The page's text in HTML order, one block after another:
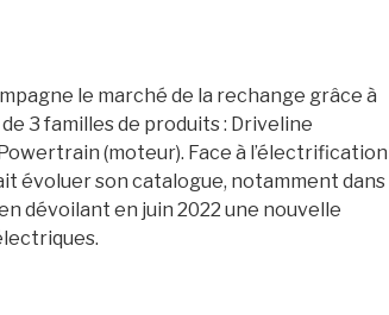
le marché de la rechange grâce à
3 familles de produits : Driveline
(moteur). Face à l’électrification
évoluer son catalogue, notamment dans
dévoilant en juin 2022 une nouvelle